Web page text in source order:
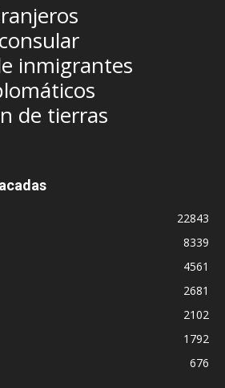
inmigrantes
de tierras
22843
8339
4561
2681
2102
1792
676